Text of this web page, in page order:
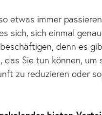
etwas immer
sich, sich einmal
denn es
das Sie tun können, um
zu reduzieren oder